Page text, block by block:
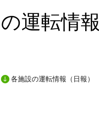
運転情報
各施設の運転情報（日報）